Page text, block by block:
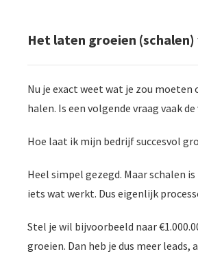
Het laten groeien
Nu je exact weet wat je zou moeten
halen. Is een volgende vraag vaak
Hoe laat ik mijn bedrijf succesvol
Heel simpel gezegd. Maar schalen
iets wat werkt. Dus eigenlijk
Stel je wil bijvoorbeeld naar
groeien. Dan heb je dus meer leads,